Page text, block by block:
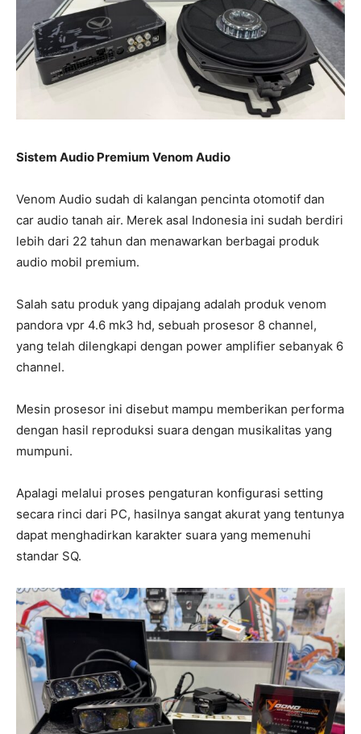
Sistem Audio Premium Venom Audio
Venom Audio sudah di kalangan pencinta otomotif dan
car audio tanah air. Merek asal Indonesia ini sudah berdiri
lebih dari 22 tahun dan menawarkan berbagai produk
audio mobil premium.
Salah satu produk yang dipajang adalah produk venom
pandora vpr 4.6 mk3 hd, sebuah prosesor 8 channel,
yang telah dilengkapi dengan power amplifier sebanyak 6
channel.
Mesin prosesor ini disebut mampu memberikan performa
dengan hasil reproduksi suara dengan musikalitas yang
mumpuni.
Apalagi melalui proses pengaturan konfigurasi setting
secara rinci dari PC, hasilnya sangat akurat yang tentunya
dapat menghadirkan karakter suara yang memenuhi
standar SQ.